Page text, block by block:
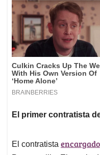
El primer contratista
El contratista encargado